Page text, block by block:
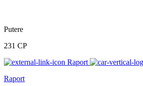
Putere
231 CP
Raport
Raport